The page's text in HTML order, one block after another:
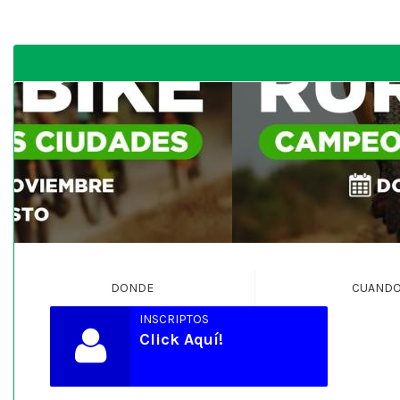
DONDE CUANDO
INSCRIPTOS
Click Aquí!